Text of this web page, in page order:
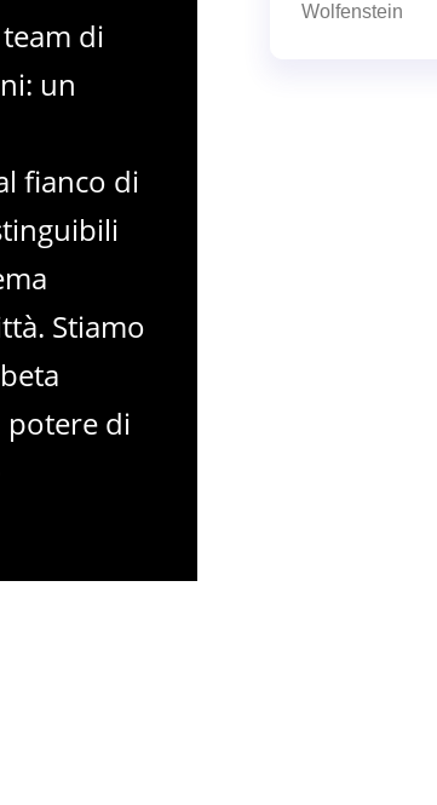
di
un
fianco di
Stiamo
potere di
Wolfenstein